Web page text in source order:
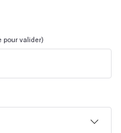
pour valider)